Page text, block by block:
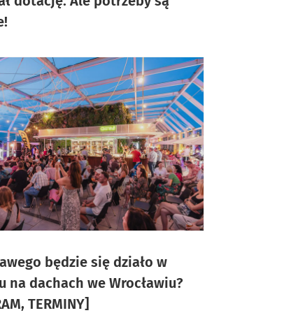
będzie się działo w
na dachach we Wrocławiu?
TERMINY]